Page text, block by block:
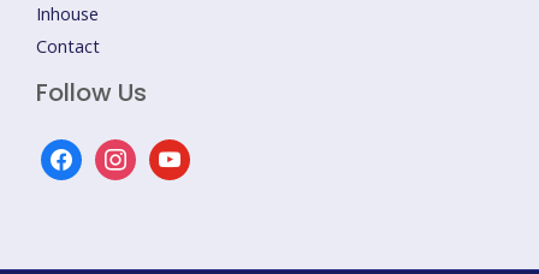
Inhouse
Contact
Follow Us
facebookinstagramyoutube